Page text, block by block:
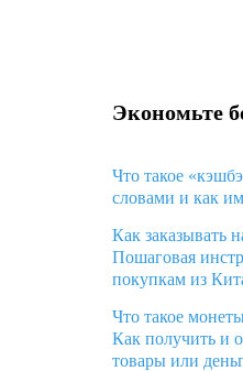
Экономьте
Что такое
словами и как им
Как заказывать
Пошаговая
покупкам из
Что такое
Как получить и
товары или